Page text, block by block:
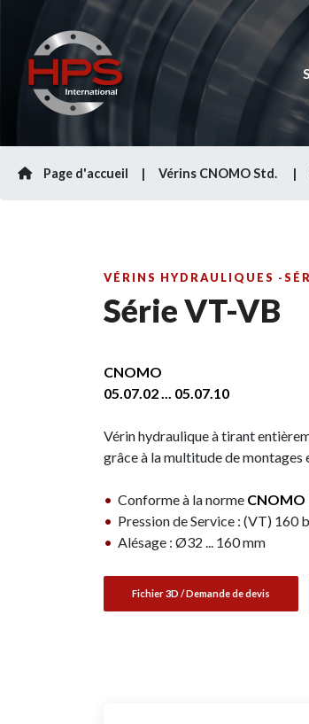
Page d'accueil Vérins CNOMO Std.
VÉRINS HYDRAULIQUES -
Série VT-VB
CNOMO
05.07.02... 05.07.10
Vérin hydraulique à tirant
grâce à la multitude de montages
• Conforme à la norme CNOMO
• Pression de Service : (VT) 160
• Alésage : Ø32 ... 160 mm
Fichier 3D / Demande de devis